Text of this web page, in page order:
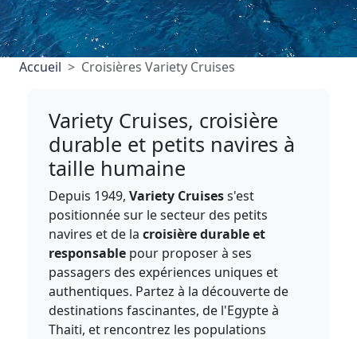
Accueil Croisières Variety Cruises
Variety Cruises, croisière
durable et petits navires à
taille humaine
Depuis 1949,Variety Cruisess'est
positionnée sur le secteur des petits
navires et de lacroisière durable et
responsable pour proposer à ses
passagers des expériences uniques et
authentiques. Partez à la découverte de
destinations fascinantes, de l'Egypte à
Thaiti, et rencontrez les populations